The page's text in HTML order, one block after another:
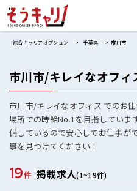
綜合キャリアオプション 千葉県 市川市
市川市/キレイなオフ
市川市/キレイなオフィス でのお
場所での時給No.1を目指していま
備しているので安心してお仕事が
事を見つけてください！
19件 掲載求人(1~19件)